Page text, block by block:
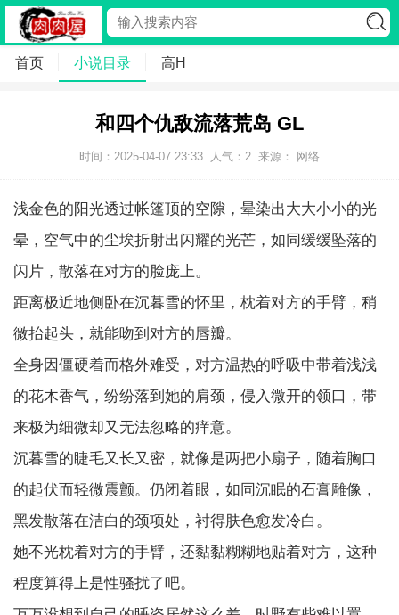
首页 小说目录 高H
和四个仇敌流落荒岛 GL
时间：2025-04-07 23:33 人气： 2 来源： 网络
浅金色的阳光透过帐篷顶的空隙，晕染出大大小小的光
晕，空气中的尘埃折射出闪耀的光芒，如同缓缓坠落的
闪片，散落在对方的脸庞上。
距离极近地侧卧在沉暮雪的怀里，枕着对方的手臂，稍
微抬起头，就能吻到对方的唇瓣。
全身因僵硬着而格外难受，对方温热的呼吸中带着浅浅
的花木香气，纷纷落到她的肩颈，侵入微开的领口，带
来极为细微却又无法忽略的痒意。
沉暮雪的睫毛又长又密，就像是两把小扇子，随着胸口
的起伏而轻微震颤。仍闭着眼，如同沉眠的石膏雕像，
黑发散落在洁白的颈项处，衬得肤色愈发冷白。
她不光枕着对方的手臂，还黏黏糊糊地贴着对方，这种
程度算得上是性骚扰了吧。